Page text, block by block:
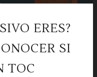
ERES?
SI
TOC